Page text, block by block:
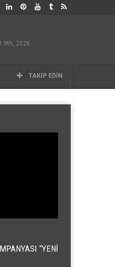
9th, 2026
TAKIP EDIN
“YENI